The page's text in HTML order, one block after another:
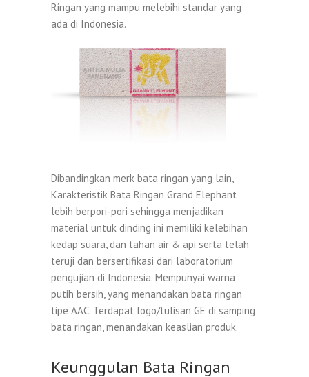
Ringan yang mampu melebihi standar yang
ada di Indonesia.
Dibandingkan merk bata ringan yang lain,
Karakteristik Bata Ringan Grand Elephant
lebih berpori-pori sehingga menjadikan
material untuk dinding ini memiliki kelebihan
kedap suara, dan tahan air & api serta telah
teruji dan bersertifikasi dari laboratorium
pengujian di Indonesia. Mempunyai warna
putih bersih, yang menandakan bata ringan
tipe AAC. Terdapat logo/tulisan GE di samping
bata ringan, menandakan keaslian produk.
Keunggulan Bata Ringan